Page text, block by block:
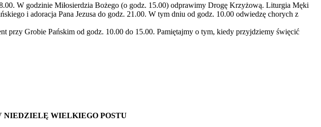
W godzinie Miłosierdzia Bożego (o godz. 15.00) odprawimy Drogę Krzyżową. Liturgia Męki
i adoracja Pana Jezusa do godz. 21.00. W tym dniu od godz. 10.00 odwiedzę chorych z
przy Grobie Pańskim od godz. 10.00 do 15.00. Pamiętajmy o tym, kiedy przyjdziemy święcić
NIEDZIELĘ WIELKIEGO POSTU